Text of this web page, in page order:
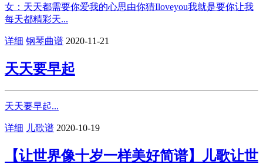
女：天天都需要你爱我的心思由你猜Iloveyou我就是要你让我
每天都精彩天...
详细 钢琴曲谱 2020-11-21
天天要早起
天天要早起...
详细 儿歌谱 2020-10-19
【让世界像十岁一样美好简谱】儿歌让世